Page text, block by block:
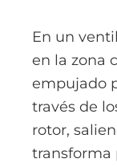
En un
en la zona
empujado
través de
rotor,
transforma